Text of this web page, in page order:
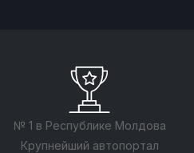
№ 1 в Республике Молдова
Крупнейший автопортал